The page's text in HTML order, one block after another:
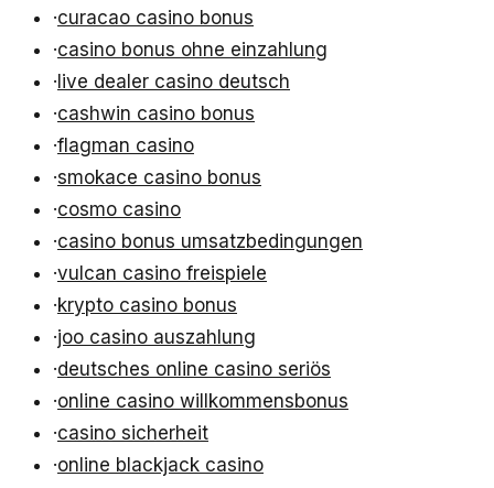
·curacao casino bonus
·casino bonus ohne einzahlung
· live dealer casino deutsch
·cashwin casino bonus
·flagman casino
·smokace casino bonus
·cosmo casino
·casino bonus umsatzbedingungen
·vulcan casino freispiele
·krypto casino bonus
·joo casino auszahlung
·deutsches online casino seriös
·online casino willkommensbonus
·casino sicherheit
·online blackjack casino